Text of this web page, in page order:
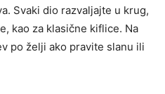
Svaki dio razvaljajte u krug,
kao za klasične kiflice. Na
po želji ako pravite slanu ili